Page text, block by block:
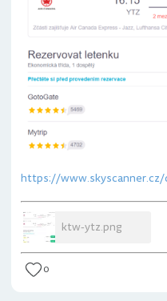
https://www.skyscanner.cz/
ktw-ytz.png
0